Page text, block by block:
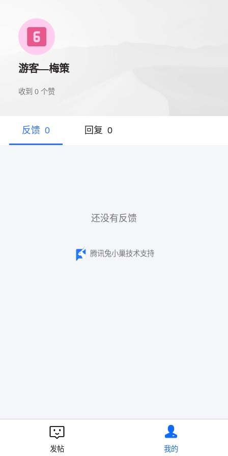
游客—梅策
收到 0个赞
反馈 0 回复 0
还没有反馈
腾讯兔小巢技术支持
发帖 我的